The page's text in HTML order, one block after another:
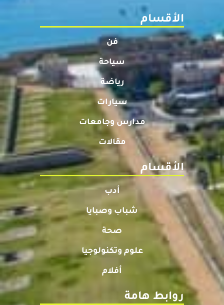
الأقسام
فن
سياحة
رياضة
سيارات
مدارس وجامعات
مقالات
الأقسام
أدب
شباب وصبايا
صحة
علوم وتكنولوجيا
أفلام
روابط هامة